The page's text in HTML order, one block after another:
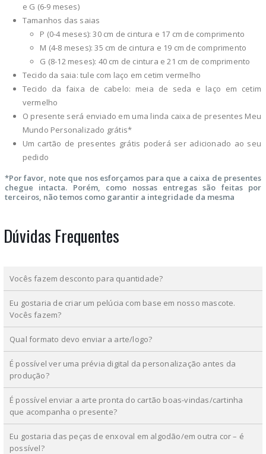
e G (6-9 meses)
Tamanhos das saias
P (0-4 meses): 30 cm de cintura e 17 cm de comprimento
M (4-8 meses): 35 cm de cintura e 19 cm de comprimento
G (8-12 meses): 40 cm de cintura e 21 cm de comprimento
Tecido da saia: tule com laço em cetim vermelho
Tecido da faixa de cabelo: meia de seda e laço em cetim
vermelho
O presente será enviado em uma linda caixa de presentes Meu
Mundo Personalizado grátis*
Um cartão de presentes grátis poderá ser adicionado ao seu
pedido
*Por favor, note que nos esforçamos para que a caixa de presentes
chegue intacta. Porém, como nossas entregas são feitas por
terceiros, não temos como garantir a integridade da mesma
Dúvidas Frequentes
Vocês fazem desconto para quantidade?
Eu gostaria de criar um pelúcia com base em nosso mascote.
Vocês fazem?
Qual formato devo enviar a arte/logo?
É possível ver uma prévia digital da personalização antes da
produção?
É possível enviar a arte pronta do cartão boas-vindas/cartinha
que acompanha o presente?
Eu gostaria das peças de enxoval em algodão/em outra cor – é
possível?